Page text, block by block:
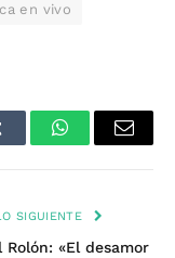
en vivo
WhatsAppEmail
SIGUIENTE
Rolón: «El desamor